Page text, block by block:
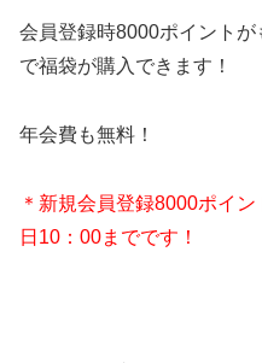
会員登録時8000ポイント
で福袋が購入できます！
年会費も無料！
＊新規会員登録8000ポイ
日10：00までです！